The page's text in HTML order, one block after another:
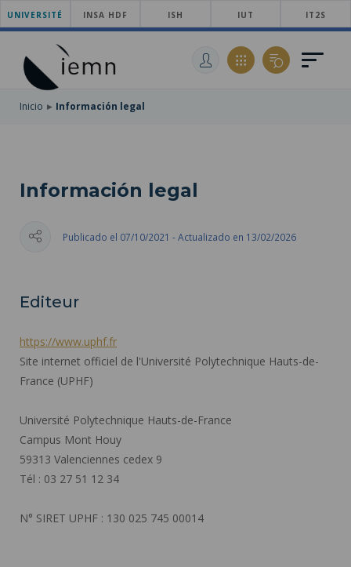
SKIP
TO
NAVIGATION
PASAR
CONTENIDO
PRINCIPAL
SKIP
TO
SEARCH
UNIVERSITÉ INSA HDF ISH IUT IT2S
Inicio Información legal
Información legal
Publicado el 07/10/2021 - Actualizado en 13/02/2026
Editeur
https://www.uphf.fr
Site internet officiel de l'Université Polytechnique Hauts-de-
France (UPHF)
Université Polytechnique Hauts-de-France
Campus Mont Houy
59313 Valenciennes cedex 9
Tél : 03 27 51 12 34
N° SIRET UPHF : 130 025 745 00014